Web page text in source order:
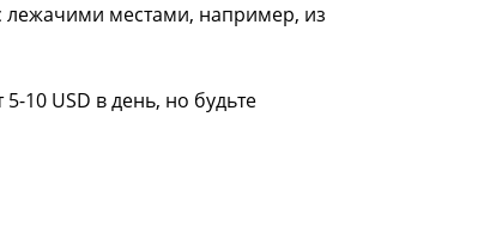
местами, например, из
10 USD в день, но будьте